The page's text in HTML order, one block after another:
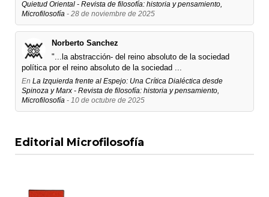
Quietud Oriental - Revista de filosofía: historia y pensamiento,
Microfilosofía - 28 de noviembre de 2025
Norberto Sanchez
"...la abstracción- del reino absoluto de la sociedad
política por el reino absoluto de la sociedad ...
En La Izquierda frente al Espejo: Una Crítica Dialéctica desde
Spinoza y Marx - Revista de filosofía: historia y pensamiento,
Microfilosofía - 10 de octubre de 2025
Editorial Microfilosofía